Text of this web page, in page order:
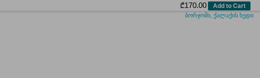
₾170.00 Add to Cart